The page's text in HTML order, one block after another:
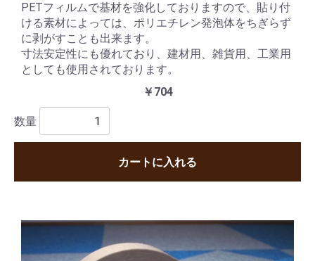
PETフィルムで基材を強化しておりますので、貼り付
ける素材によっては、ポリエチレン発泡体をちぎらず
に剥がすことも出来ます。
寸法安定性にも優れており、建材用、雑貨用、工業用
としても使用されております。
￥704
数量
カートに入れる